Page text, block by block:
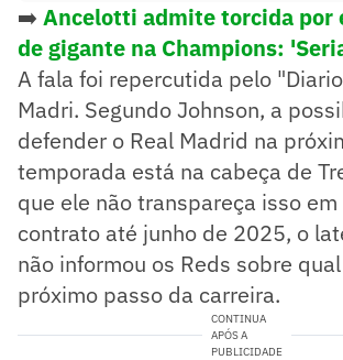
➡️ Ancelotti admite torcida por
de gigante na Champions:
A fala foi repercutida pelo
Madri. Segundo Johnson, a
defender o Real Madrid na
temporada está na cabeça de
que ele não transpareça isso em
contrato até junho de 2025, o
não informou os Reds sobre
próximo passo da carreira.
CONTINUA
APÓS A
PUBLICIDADE